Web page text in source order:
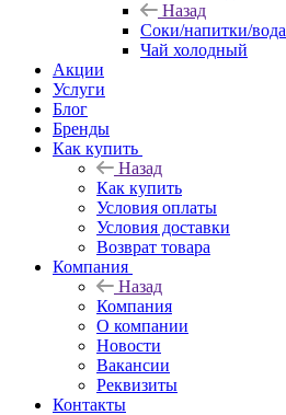
Назад
Соки/напитки/вода
Чай холодный
Акции
Услуги
Блог
Бренды
Как купить
Назад
Как купить
Условия оплаты
Условия доставки
Возврат товара
Компания
Назад
Компания
О компании
Новости
Вакансии
Реквизиты
Контакты